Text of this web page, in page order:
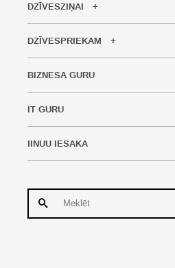
DZĪVESZIŅAI
DZĪVESPRIEKAM
BIZNESA GURU
IT GURU
IINUU IESAKA